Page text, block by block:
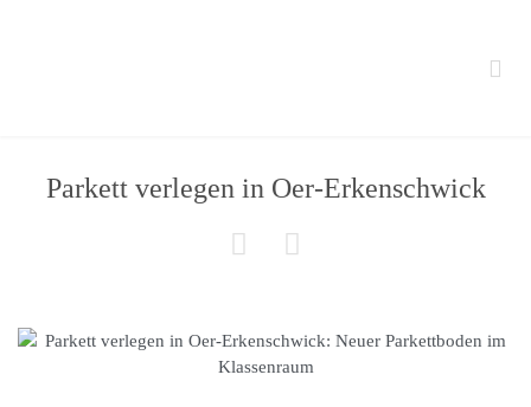

Parkett verlegen in Oer-Erkenschwick
 